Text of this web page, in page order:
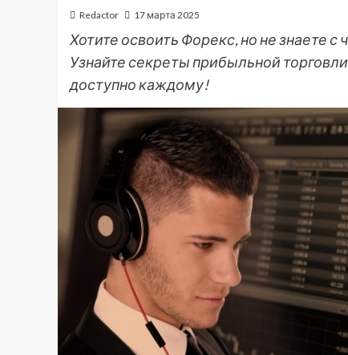
Redactor 17 марта 2025
Хотите освоить Форекс, но не знаете
Узнайте секреты прибыльной
доступно каждому!